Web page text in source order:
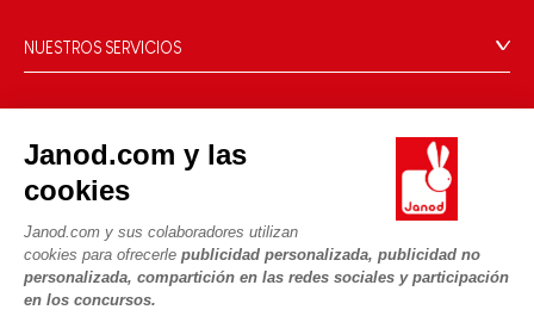
Janod.com y las
cookies
Janod.com y sus colaboradores utilizan
cookies para ofrecerle publicidad personalizada, publicidad no
personalizada, compartición en las redes sociales y participación
en los concursos.
Retirada de productos
Condiciones de las ofertas
Condiciones de uso #YesJanod
Nuestro savoir-faire
Compromisos de RSE
¿Qué es FSC®?
NUESTROS SERVICIOS
Vídeos
Reglas del juego y manuales
Piezas sueltas
Actividades infantiles para descargar
Contacto prensa
SÍGUENOS